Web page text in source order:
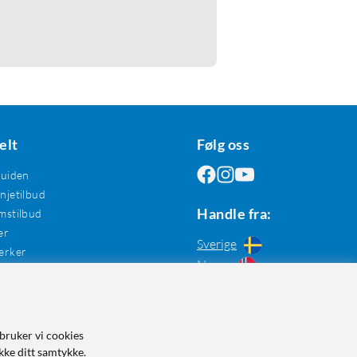
Følg oss
Handle fra:
Sverige
Norge
vi cookies
ditt samtykke.